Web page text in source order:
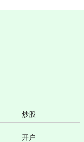
炒股
开户